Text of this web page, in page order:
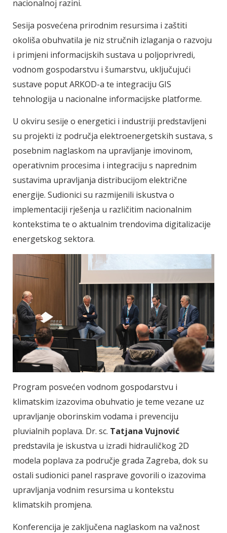
nacionalnoj razini.
Sesija posvećena prirodnim resursima i zaštiti
okoliša obuhvatila je niz stručnih izlaganja o razvoju
i primjeni informacijskih sustava u poljoprivredi,
vodnom gospodarstvu i šumarstvu, uključujući
sustave poput ARKOD-a te integraciju GIS
tehnologija u nacionalne informacijske platforme.
U okviru sesije o energetici i industriji predstavljeni
su projekti iz područja elektroenergetskih sustava, s
posebnim naglaskom na upravljanje imovinom,
operativnim procesima i integraciju s naprednim
sustavima upravljanja distribucijom električne
energije. Sudionici su razmijenili iskustva o
implementaciji rješenja u različitim nacionalnim
kontekstima te o aktualnim trendovima digitalizacije
energetskog sektora.
Program posvećen vodnom gospodarstvu i
klimatskim izazovima obuhvatio je teme vezane uz
upravljanje oborinskim vodama i prevenciju
pluvialnih poplava. Dr. sc. Tatjana Vujnović
predstavila je iskustva u izradi hidrauličkog 2D
modela poplava za područje grada Zagreba, dok su
ostali sudionici panel rasprave govorili o izazovima
upravljanja vodnim resursima u kontekstu
klimatskih promjena.
Konferencija je zaključena naglaskom na važnost